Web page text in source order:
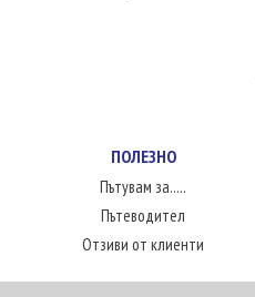
ПОЛЕЗНО
Пътувам за.....
Пътеводител
Отзиви от клиенти